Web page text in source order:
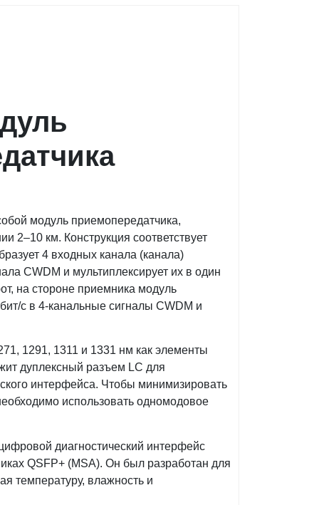
модуль приемопередатчика,
2–10 км. Конструкция соответствует
4 входных канала (канала)
CWDM и мультиплексирует их в один
на стороне приемника модуль
с в 4-канальные сигналы CWDM и
1291, 1311 и 1331 нм как элементы
дуплексный разъем LC для
интерфейса. Чтобы минимизировать
использовать одномодовое
диагностический интерфейс
QSFP+ (MSA). Он был разработан для
температуру, влажность и